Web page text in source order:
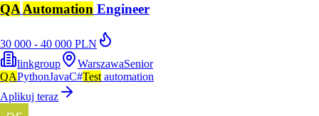
QA Automation Engineer
30 000 - 40 000 PLN
linkgroup
WarszawaSenior
QAPythonJavaC#Test automation
Aplikuj teraz